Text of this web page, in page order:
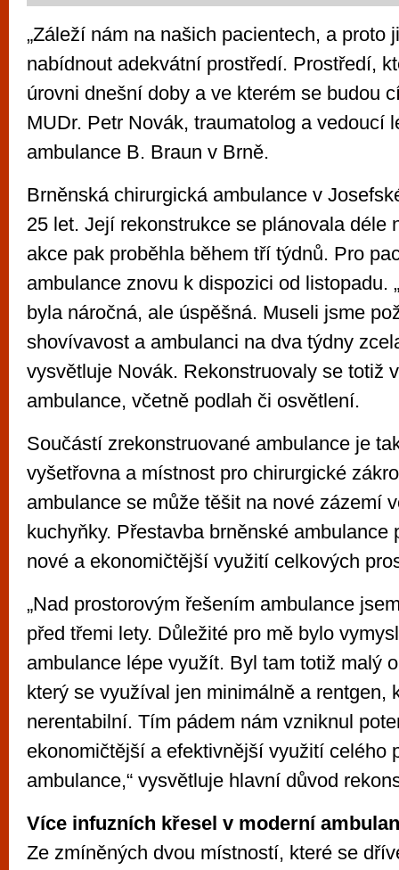
„Záleží nám na našich pacientech, a proto
nabídnout adekvátní prostředí. Prostředí,
úrovni dnešní doby a ve kterém se budou
MUDr. Petr Novák, traumatolog a vedoucí
ambulance B. Braun v Brně.
Brněnská chirurgická ambulance v
25 let. Její rekonstrukce se plánovala déle
akce pak proběhla během tří týdnů. Pro
ambulance znovu k dispozici od listopadu.
byla náročná, ale úspěšná. Museli jsme
shovívavost a ambulanci na dva týdny
vysvětluje Novák. Rekonstruovaly se totiž
ambulance, včetně podlah či osvětlení.
Součástí zrekonstruované ambulance je
vyšetřovna a místnost pro chirurgické
ambulance se může těšit na nové zázemí
kuchyňky. Přestavba brněnské ambulance
nové a ekonomičtější využití celkových
„Nad prostorovým řešením ambulance
před třemi lety. Důležité pro mě bylo
ambulance lépe využít. Byl tam totiž malý
který se využíval jen minimálně a rentgen,
nerentabilní. Tím pádem nám vzniknul
ekonomičtější a efektivnější využití celého
ambulance,“ vysvětluje hlavní důvod
Více infuzních křesel v moderní
Ze zmíněných dvou místností, které se